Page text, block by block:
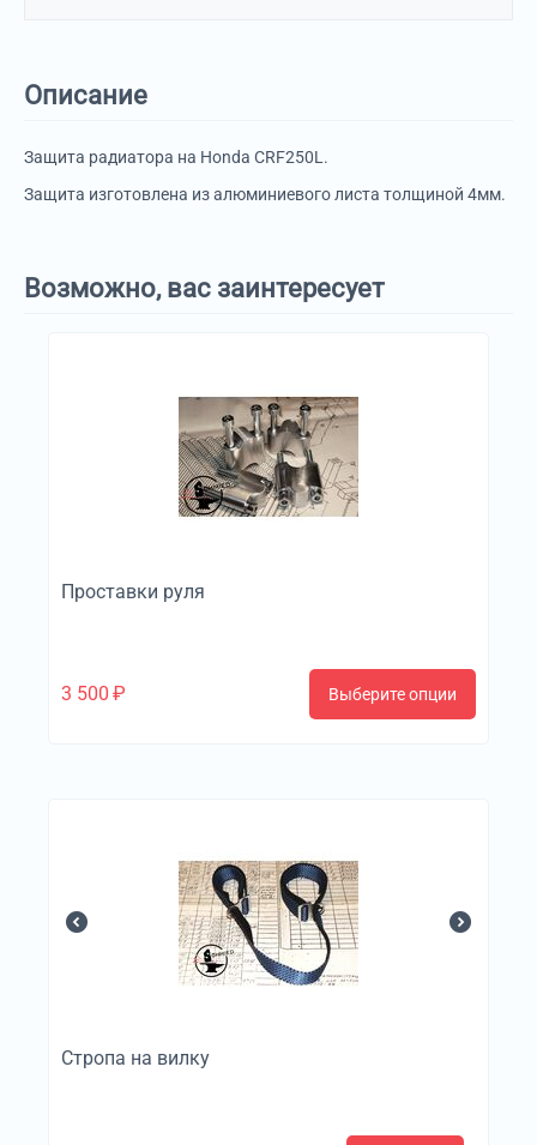
Описание
Защита радиатора на Honda CRF250L.
Защита изготовлена из алюминиевого листа толщиной 4мм.
Возможно, вас заинтересует
Проставки руля
3 500 ₽ Выберите опции
Стропа на вилку